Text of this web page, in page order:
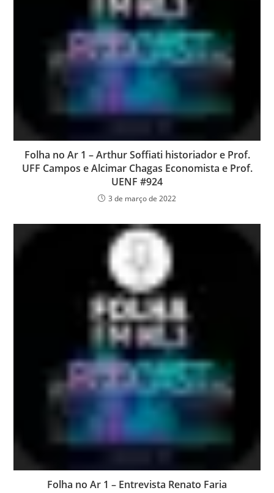
Folha no Ar 1 – Arthur Soffiati historiador e Prof.
UFF Campos e Alcimar Chagas Economista e Prof.
UENF #924
3 de março de 2022
Folha no Ar 1 – Entrevista Renato Faria